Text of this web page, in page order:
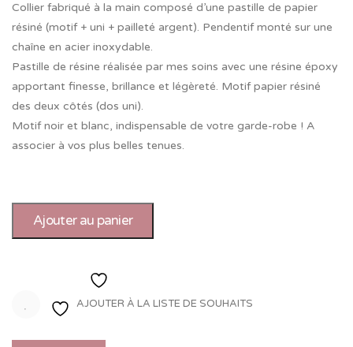
Collier fabriqué à la main composé d’une pastille de papier
résiné (motif + uni + pailleté argent). Pendentif monté sur une
chaîne en acier inoxydable.
Pastille de résine réalisée par mes soins avec une résine époxy
apportant finesse, brillance et légèreté. Motif papier résiné
des deux côtés (dos uni).
Motif noir et blanc, indispensable de votre garde-robe ! A
associer à vos plus belles tenues.
Ajouter au panier
AJOUTER À LA LISTE DE SOUHAITS